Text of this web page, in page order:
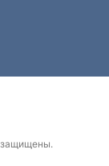
защищены.